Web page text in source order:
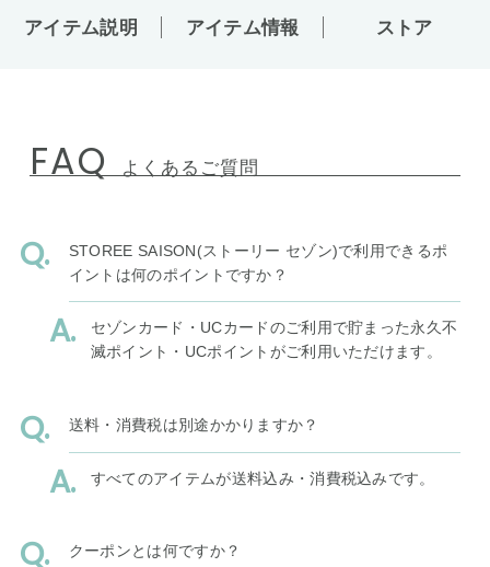
アイテム説明 アイテム情報 ストア
FAQ よくあるご質問
STOREE SAISON(ストーリー セゾン)で利用できるポ
イントは何のポイントですか？
セゾンカード・UCカードのご利用で貯まった永久不
滅ポイント・UCポイントがご利用いただけます。
送料・消費税は別途かかりますか？
すべてのアイテムが送料込み・消費税込みです。
クーポンとは何ですか？